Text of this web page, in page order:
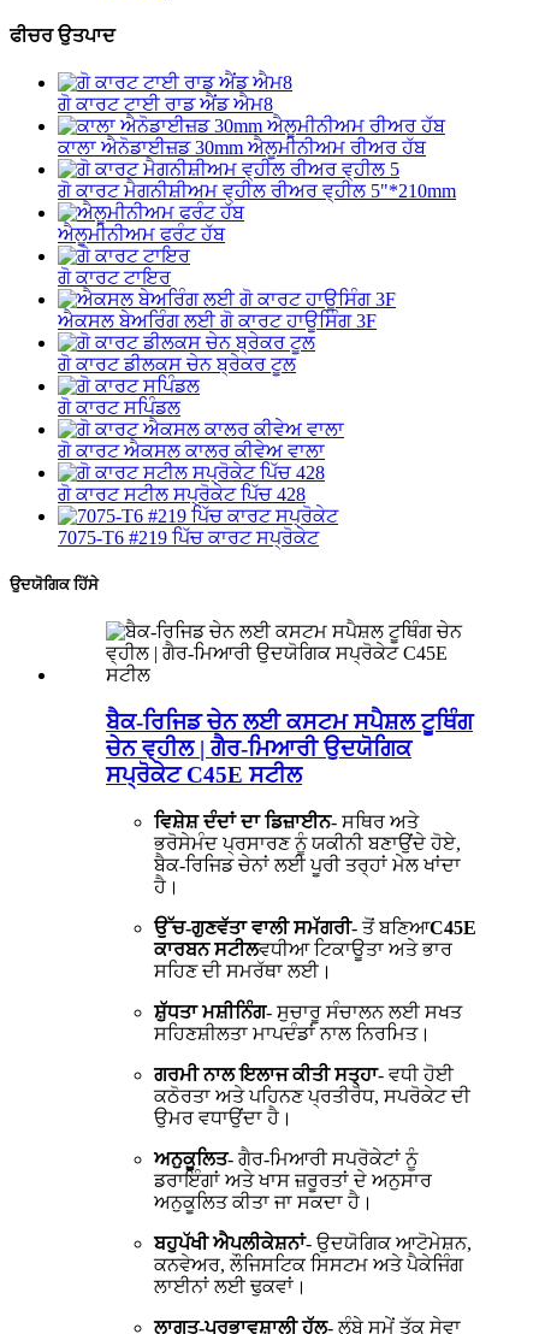
ਫੀਚਰ ਉਤਪਾਦ
ਗੋ ਕਾਰਟ ਟਾਈ ਰਾਡ ਐਂਡ ਐਮ8
ਕਾਲਾ ਐਨੋਡਾਈਜ਼ਡ 30mm ਐਲੂਮੀਨੀਅਮ ਰੀਅਰ ਹੱਬ
ਗੋ ਕਾਰਟ ਮੈਗਨੀਸ਼ੀਅਮ ਵ੍ਹੀਲ ਰੀਅਰ ਵ੍ਹੀਲ 5"*210mm
ਐਲੂਮੀਨੀਅਮ ਫਰੰਟ ਹੱਬ
ਗੋ ਕਾਰਟ ਟਾਇਰ
ਐਕਸਲ ਬੇਅਰਿੰਗ ਲਈ ਗੋ ਕਾਰਟ ਹਾਊਸਿੰਗ 3F
ਗੋ ਕਾਰਟ ਡੀਲਕਸ ਚੇਨ ਬ੍ਰੇਕਰ ਟੂਲ
ਗੋ ਕਾਰਟ ਸਪਿੰਡਲ
ਗੋ ਕਾਰਟ ਐਕਸਲ ਕਾਲਰ ਕੀਵੇਅ ਵਾਲਾ
ਗੋ ਕਾਰਟ ਸਟੀਲ ਸਪ੍ਰੋਕੇਟ ਪਿੱਚ 428
7075‐T6 #219 ਪਿੱਚ ਕਾਰਟ ਸਪ੍ਰੋਕੇਟ
ਉਦਯੋਗਿਕ ਹਿੱਸੇ
ਬੈਕ-ਰਿਜਿਡ ਚੇਨ ਲਈ ਕਸਟਮ ਸਪੈਸ਼ਲ ਟੂਥਿੰਗ
ਚੇਨ ਵ੍ਹੀਲ | ਗੈਰ-ਮਿਆਰੀ ਉਦਯੋਗਿਕ
ਸਪ੍ਰੋਕੇਟ C45E ਸਟੀਲ
ਵਿਸ਼ੇਸ਼ ਦੰਦਾਂ ਦਾ ਡਿਜ਼ਾਈਨ- ਸਥਿਰ ਅਤੇ
ਭਰੋਸੇਮੰਦ ਪ੍ਰਸਾਰਣ ਨੂੰ ਯਕੀਨੀ ਬਣਾਉਂਦੇ ਹੋਏ,
ਬੈਕ-ਰਿਜਿਡ ਚੇਨਾਂ ਲਈ ਪੂਰੀ ਤਰ੍ਹਾਂ ਮੇਲ ਖਾਂਦਾ
ਹੈ।
ਉੱਚ-ਗੁਣਵੱਤਾ ਵਾਲੀ ਸਮੱਗਰੀ- ਤੋਂ ਬਣਿਆC45E
ਕਾਰਬਨ ਸਟੀਲਵਧੀਆ ਟਿਕਾਊਤਾ ਅਤੇ ਭਾਰ
ਸਹਿਣ ਦੀ ਸਮਰੱਥਾ ਲਈ।
ਸ਼ੁੱਧਤਾ ਮਸ਼ੀਨਿੰਗ- ਸੁਚਾਰੂ ਸੰਚਾਲਨ ਲਈ ਸਖਤ
ਸਹਿਣਸ਼ੀਲਤਾ ਮਾਪਦੰਡਾਂ ਨਾਲ ਨਿਰਮਿਤ।
ਗਰਮੀ ਨਾਲ ਇਲਾਜ ਕੀਤੀ ਸਤ੍ਹਾ- ਵਧੀ ਹੋਈ
ਕਠੋਰਤਾ ਅਤੇ ਪਹਿਨਣ ਪ੍ਰਤੀਰੋਧ, ਸਪਰੋਕੇਟ ਦੀ
ਉਮਰ ਵਧਾਉਂਦਾ ਹੈ।
ਅਨੁਕੂਲਿਤ- ਗੈਰ-ਮਿਆਰੀ ਸਪਰੋਕੇਟਾਂ ਨੂੰ
ਡਰਾਇੰਗਾਂ ਅਤੇ ਖਾਸ ਜ਼ਰੂਰਤਾਂ ਦੇ ਅਨੁਸਾਰ
ਅਨੁਕੂਲਿਤ ਕੀਤਾ ਜਾ ਸਕਦਾ ਹੈ।
ਬਹੁਪੱਖੀ ਐਪਲੀਕੇਸ਼ਨਾਂ- ਉਦਯੋਗਿਕ ਆਟੋਮੇਸ਼ਨ,
ਕਨਵੇਅਰ, ਲੌਜਿਸਟਿਕ ਸਿਸਟਮ ਅਤੇ ਪੈਕੇਜਿੰਗ
ਲਾਈਨਾਂ ਲਈ ਢੁਕਵਾਂ।
ਲਾਗਤ-ਪ੍ਰਭਾਵਸ਼ਾਲੀ ਹੱਲ- ਲੰਬੇ ਸਮੇਂ ਤੱਕ ਸੇਵਾ